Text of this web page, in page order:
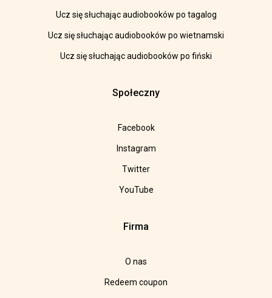
Ucz się słuchając audiobooków po tagalog
Ucz się słuchając audiobooków po wietnamski
Ucz się słuchając audiobooków po fiński
Społeczny
Facebook
Instagram
Twitter
YouTube
Firma
O nas
Redeem coupon